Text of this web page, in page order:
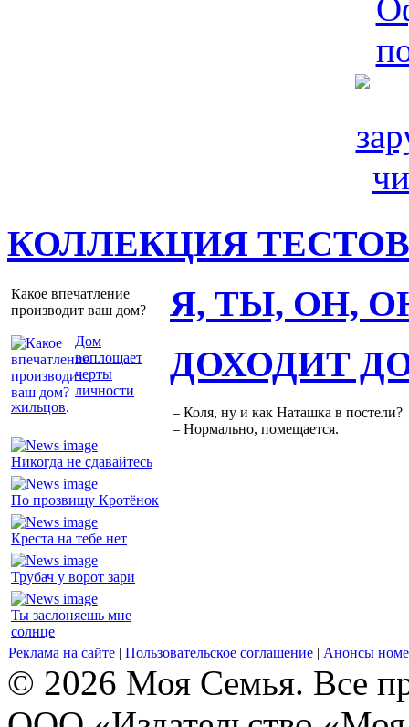
КОЛЛЕКЦИЯ ТЕСТОВ
Какое впечатление
производит ваш дом?
Дом
воплощает
черты
личности
жильцов.
Я, ТЫ, ОН,
Никогда не сдавайтесь
По прозвищу Кротёнок
Креста на тебе нет
Трубач у ворот зари
Ты заслоняешь мне
солнце
ДОХОДИТ
– Коля, ну и как Наташка в постели?
– Нормально, помещается.
Реклама на сайте | Пользовательское соглашение | Анонсы
© 2026 Моя Семья. Все